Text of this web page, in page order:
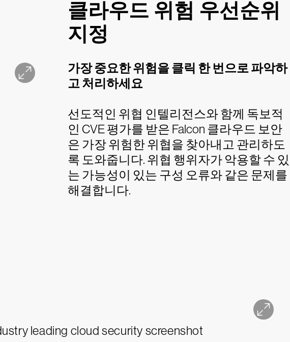
클라우드 위험 우선순위
지정
가장 중요한 위험을 클릭 한 번으로 파악하
고 처리하세요
선도적인 위협 인텔리전스와 함께 독보적
인 CVE 평가를 받은 Falcon 클라우드 보안
은 가장 위험한 위협을 찾아내고 관리하도
록 도와줍니다. 위협 행위자가 악용할 수 있
는 가능성이 있는 구성 오류와 같은 문제를
해결합니다.